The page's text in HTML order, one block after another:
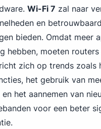
Wi-Fi 7 zal naar
en
bieden. Omdat meer
hebben, moeten
zich op trends zoals
het gebruik van
en het aannemen van
voor een beter